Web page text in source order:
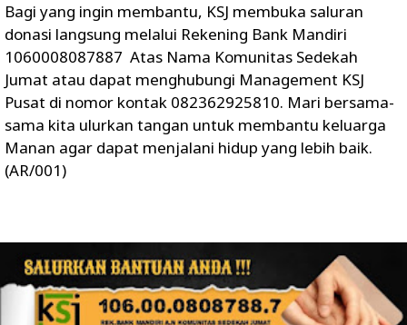
Bagi yang ingin membantu, KSJ membuka saluran
donasi langsung melalui Rekening Bank Mandiri
1060008087887 Atas Nama Komunitas Sedekah
Jumat atau dapat menghubungi Management KSJ
Pusat di nomor kontak 082362925810. Mari bersama-
sama kita ulurkan tangan untuk membantu keluarga
Manan agar dapat menjalani hidup yang lebih baik.
(AR/001)